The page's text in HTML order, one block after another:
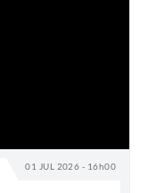
01 JUL 2026 - 16h00